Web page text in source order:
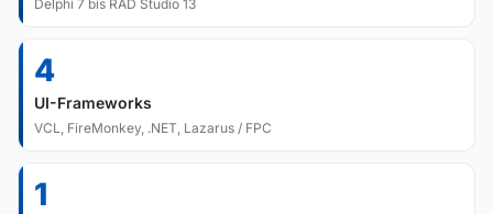
Delphi 7 bis RAD Studio 13
4
UI-Frameworks
VCL, FireMonkey, .NET, Lazarus / FPC
1